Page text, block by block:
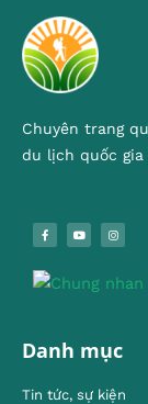
Chuyên trang
du lịch quốc gia
Danh mục
Tin tức, sự kiện